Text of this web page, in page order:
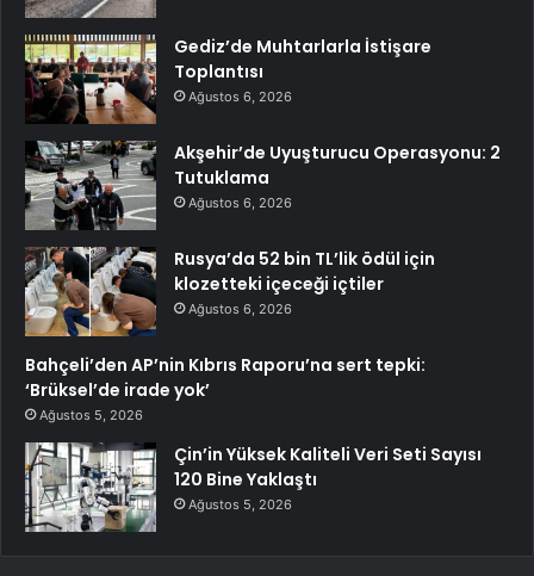
Gediz’de Muhtarlarla İstişare
Toplantısı
Ağustos 6, 2026
Akşehir’de Uyuşturucu Operasyonu: 2
Tutuklama
Ağustos 6, 2026
Rusya’da 52 bin TL’lik ödül için
klozetteki içeceği içtiler
Ağustos 6, 2026
Bahçeli’den AP’nin Kıbrıs Raporu’na sert tepki:
‘Brüksel’de irade yok’
Ağustos 5, 2026
Çin’in Yüksek Kaliteli Veri Seti Sayısı
120 Bine Yaklaştı
Ağustos 5, 2026